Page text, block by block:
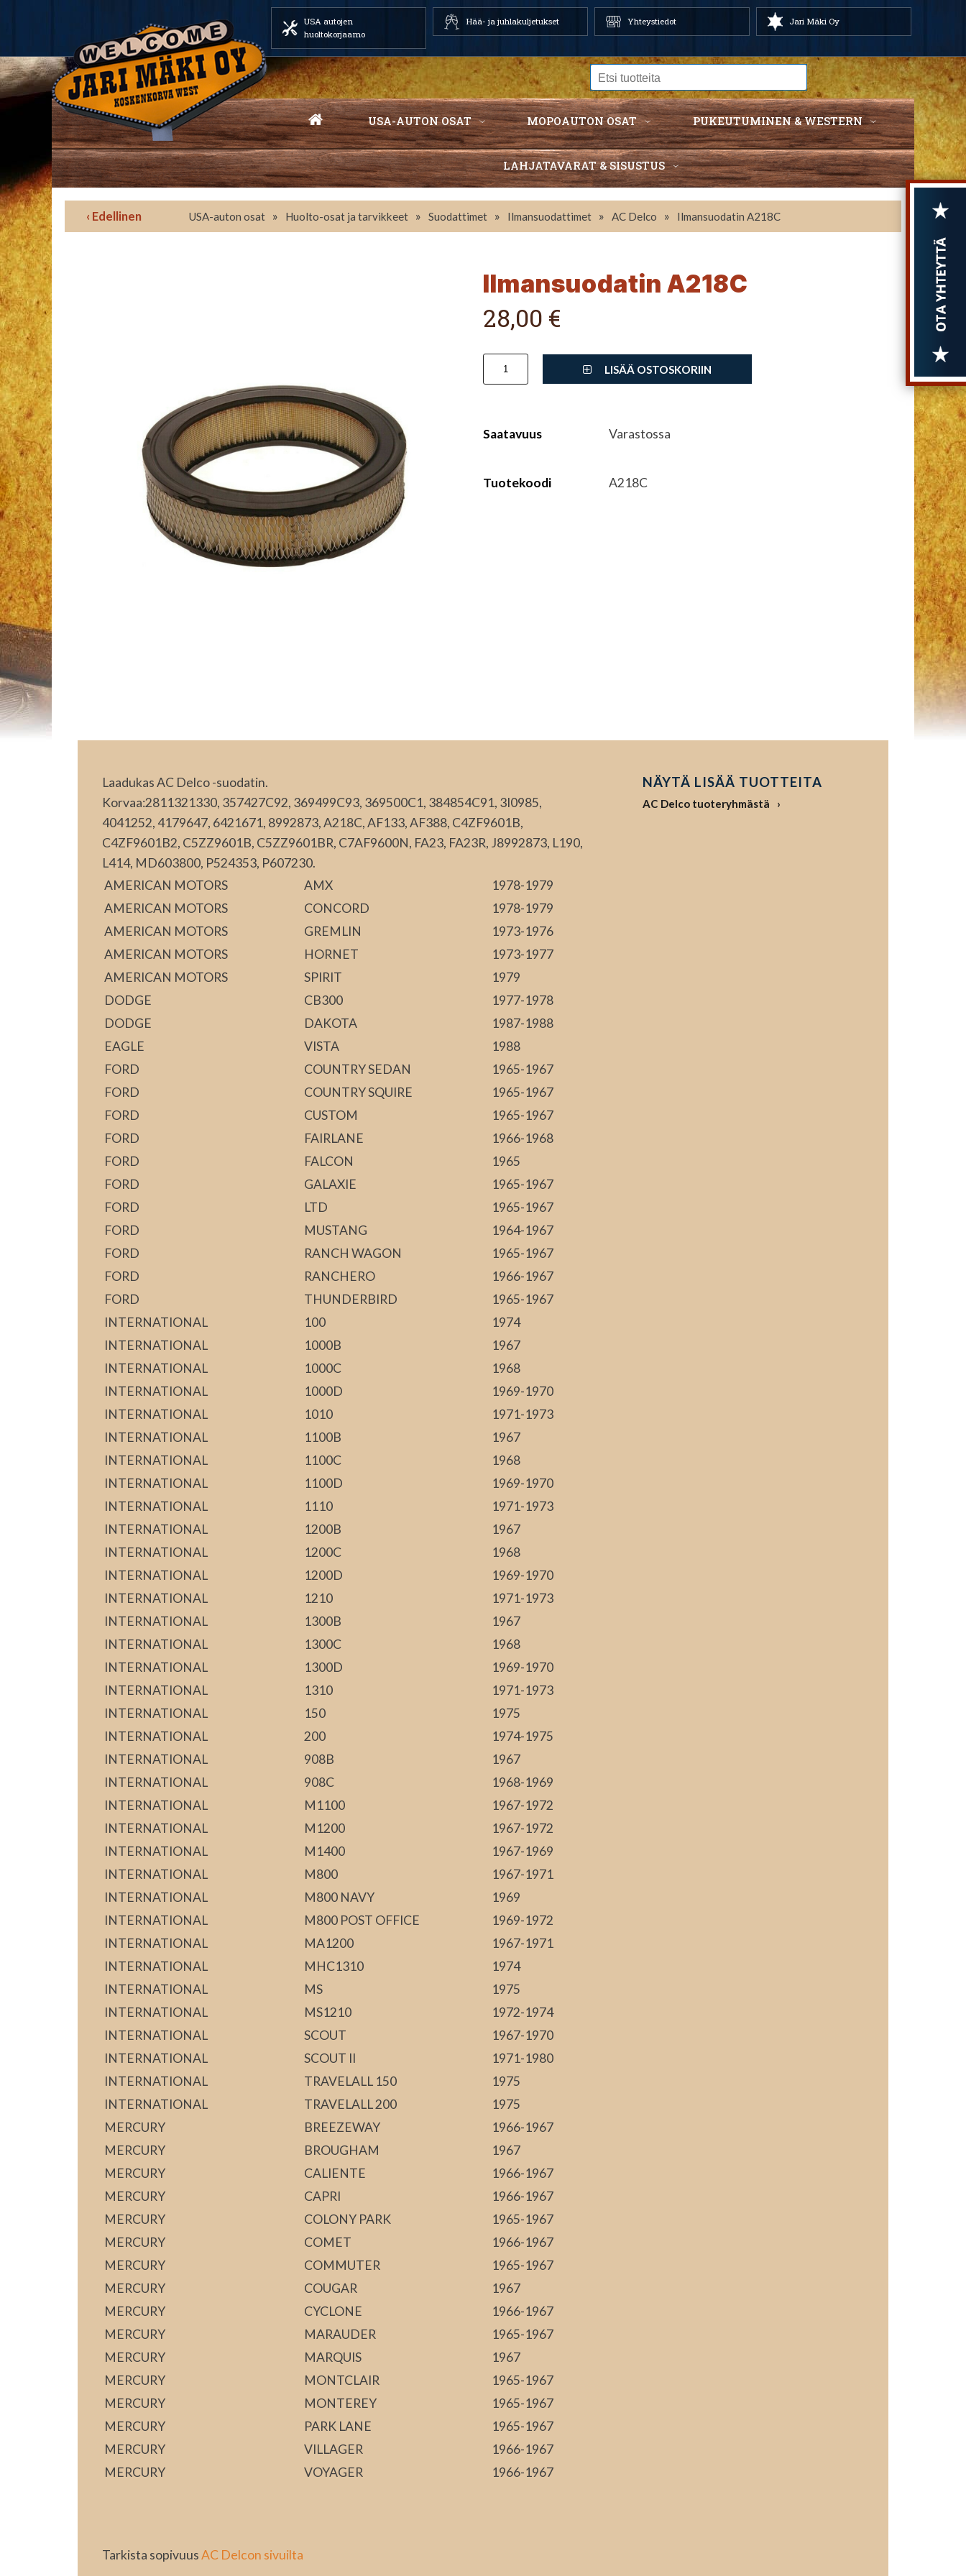
USA autojen
huoltokorjaamo
Hää- ja juhlakuljetukset Yhteystiedot Jari Mäki Oy
USA-AUTON OSAT MOPOAUTON OSAT PUKEUTUMINEN & WESTERN
LAHJATAVARAT & SISUSTUS
‹ Edellinen USA-auton osat » Huolto-osat ja tarvikkeet » Suodattimet » Ilmansuodattimet » AC Delco » Ilmansuodatin A218C
Ilmansuodatin A218C
28,00 €
LISÄÄ OSTOSKORIIN
Saatavuus Varastossa
Tuotekoodi A218C
Laadukas AC Delco -suodatin.
Korvaa:2811321330, 357427C92, 369499C93, 369500C1, 384854C91, 3I0985,
4041252, 4179647, 6421671, 8992873, A218C, AF133, AF388, C4ZF9601B,
C4ZF9601B2, C5ZZ9601B, C5ZZ9601BR, C7AF9600N, FA23, FA23R, J8992873, L190,
L414, MD603800, P524353, P607230.
AMERICAN MOTORS
AMX
1978-1979
AMERICAN MOTORS
CONCORD
1978-1979
AMERICAN MOTORS
GREMLIN
1973-1976
AMERICAN MOTORS
HORNET
1973-1977
AMERICAN MOTORS
SPIRIT
1979
DODGE
CB300
1977-1978
DODGE
DAKOTA
1987-1988
EAGLE
VISTA
1988
FORD
COUNTRY SEDAN
1965-1967
FORD
COUNTRY SQUIRE
1965-1967
FORD
CUSTOM
1965-1967
FORD
FAIRLANE
1966-1968
FORD
FALCON
1965
FORD
GALAXIE
1965-1967
FORD
LTD
1965-1967
FORD
MUSTANG
1964-1967
FORD
RANCH WAGON
1965-1967
FORD
RANCHERO
1966-1967
FORD
THUNDERBIRD
1965-1967
INTERNATIONAL
100
1974
INTERNATIONAL
1000B
1967
INTERNATIONAL
1000C
1968
INTERNATIONAL
1000D
1969-1970
INTERNATIONAL
1010
1971-1973
INTERNATIONAL
1100B
1967
INTERNATIONAL
1100C
1968
INTERNATIONAL
1100D
1969-1970
INTERNATIONAL
1110
1971-1973
INTERNATIONAL
1200B
1967
INTERNATIONAL
1200C
1968
INTERNATIONAL
1200D
1969-1970
INTERNATIONAL
1210
1971-1973
INTERNATIONAL
1300B
1967
INTERNATIONAL
1300C
1968
INTERNATIONAL
1300D
1969-1970
INTERNATIONAL
1310
1971-1973
INTERNATIONAL
150
1975
INTERNATIONAL
200
1974-1975
INTERNATIONAL
908B
1967
INTERNATIONAL
908C
1968-1969
INTERNATIONAL
M1100
1967-1972
INTERNATIONAL
M1200
1967-1972
INTERNATIONAL
M1400
1967-1969
INTERNATIONAL
M800
1967-1971
INTERNATIONAL
M800 NAVY
1969
INTERNATIONAL
M800 POST OFFICE
1969-1972
INTERNATIONAL
MA1200
1967-1971
INTERNATIONAL
MHC1310
1974
INTERNATIONAL
MS
1975
INTERNATIONAL
MS1210
1972-1974
INTERNATIONAL
SCOUT
1967-1970
INTERNATIONAL
SCOUT II
1971-1980
INTERNATIONAL
TRAVELALL 150
1975
INTERNATIONAL
TRAVELALL 200
1975
MERCURY
BREEZEWAY
1966-1967
MERCURY
BROUGHAM
1967
MERCURY
CALIENTE
1966-1967
MERCURY
CAPRI
1966-1967
MERCURY
COLONY PARK
1965-1967
MERCURY
COMET
1966-1967
MERCURY
COMMUTER
1965-1967
MERCURY
COUGAR
1967
MERCURY
CYCLONE
1966-1967
MERCURY
MARAUDER
1965-1967
MERCURY
MARQUIS
1967
MERCURY
MONTCLAIR
1965-1967
MERCURY
MONTEREY
1965-1967
MERCURY
PARK LANE
1965-1967
MERCURY
VILLAGER
1966-1967
MERCURY
VOYAGER 1966-1967
Tarkista sopivuusAC Delcon sivuilta
NÄYTÄ LISÄÄ TUOTTEITA
AC Delco tuoteryhmästä